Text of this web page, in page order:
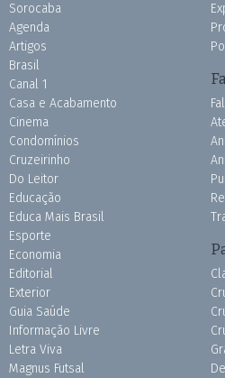
Sorocaba
Agenda
Artigos
Brasil
Canal 1
Casa e Acabamento
Cinema
Condomínios
Cruzeirinho
Do Leitor
Educação
Educa Mais Brasil
Esporte
Economia
Editorial
Exterior
Guia Saúde
Informação Livre
Letra Viva
Magnus Futsal